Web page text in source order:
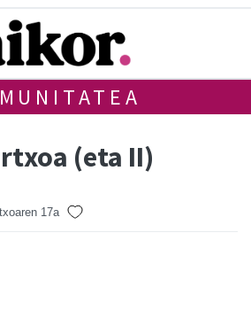
(eta II)
17a